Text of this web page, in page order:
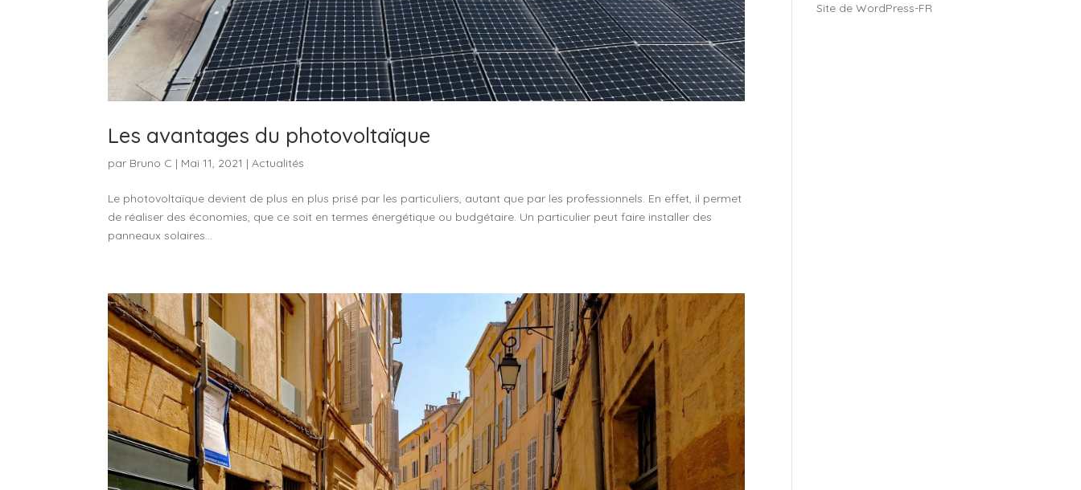
Les avantages du photovoltaïque
par Bruno C | Mai 11, 2021 |Actualités
Le photovoltaïque devient de plus en plus prisé par les particuliers, autant que par les professionnels. En effet, il permet
de réaliser des économies, que ce soit en termes énergétique ou budgétaire. Un particulier peut faire installer des
panneaux solaires...
Site de WordPress-FR